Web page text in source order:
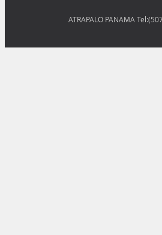
ATRAPALO PANAMA